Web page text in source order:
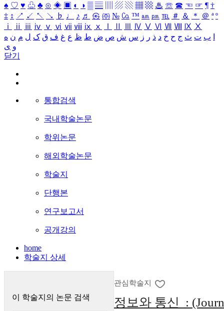
♠ ♡ ♥ ♧ ♣ ⊙ ◈ ▣ ◐ ◑ ▒ ▤ ▨ ▧ ▦ ▩ ♨ ☏ ☎ ☜ ☞ ¶ †
‡ ↕ ↗ ↙ ↖ ↘ ♭ ♩ ♪ ♬ ㉿ ㈜ № ㏇ ™ ㏂ ㏘ ℡ ＃ ＆ ＊ ＠ ª º
ⅰ
ⅱ ⅲ ⅳ ⅴ ⅵ ⅶ ⅷ ⅸ ⅹ Ⅳ Ⅴ Ⅵ Ⅶ Ⅷ Ⅸ Ⅹ
ب ت ث ج ح خ د ذ ر ز س ش ص ض ط ظ ع غ ف ق ک ل م ن ه
و ی
닫기
통합검색
국내학술논문
학위논문
해외학술논문
학술지
단행본
연구보고서
공개강의
home
학술지 상세
이 학술지의 논문 검색
관심학술지
정보와 통신 :